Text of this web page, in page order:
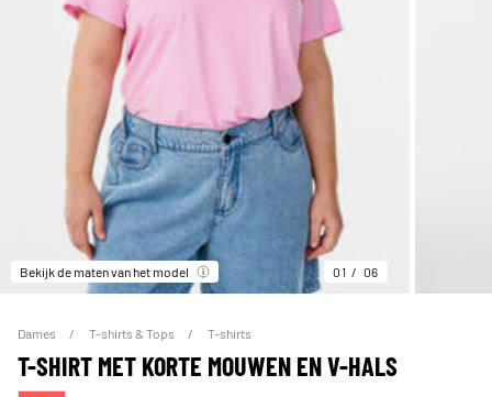
Bekijk de maten van het model 01 06
Dames T-shirts & Tops T-shirts
T-SHIRT MET KORTE MOUWEN EN V-HALS